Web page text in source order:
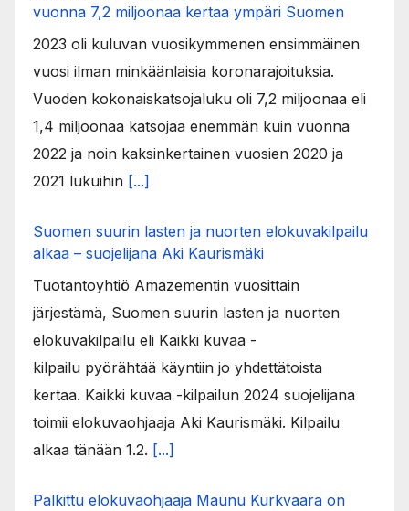
vuonna 7,2 miljoonaa kertaa ympäri Suomen
2023 oli kuluvan vuosikymmenen ensimmäinen
vuosi ilman minkäänlaisia koronarajoituksia.
Vuoden kokonaiskatsojaluku oli 7,2 miljoonaa eli
1,4 miljoonaa katsojaa enemmän kuin vuonna
2022 ja noin kaksinkertainen vuosien 2020 ja
2021 lukuihin [...]
Suomen suurin lasten ja nuorten elokuvakilpailu
alkaa – suojelijana Aki Kaurismäki
Tuotantoyhtiö Amazementin vuosittain
järjestämä, Suomen suurin lasten ja nuorten
elokuvakilpailu eli Kaikki kuvaa -
kilpailu pyörähtää käyntiin jo yhdettätoista
kertaa. Kaikki kuvaa -kilpailun 2024 suojelijana
toimii elokuvaohjaaja Aki Kaurismäki. Kilpailu
alkaa tänään 1.2. [...]
Palkittu elokuvaohjaaja Maunu Kurkvaara on